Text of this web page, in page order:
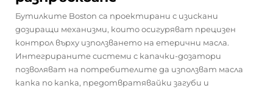
Бутилките Boston са проектирани с изискани
дозиращи механизми, които осигуряват прецизен
контрол върху използването на етерични масла.
Интегрираните системи с капачки-дозатори
позволяват на потребителите да използват масла
капка по капка, предотвратявайки загуби и